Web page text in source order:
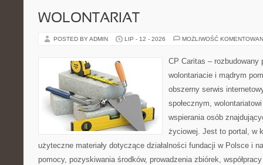
WOLONTARIAT
POSTED BY ADMIN LIP - 12 - 2026 MOŻLIWOŚĆ
CP Caritas – rozbudowany
wolontariacie i mądrym
obszerny serwis
społecznym,
wspierania osób
życiowej. Jest to portal, w
użyteczne materiały dotyczące działalności fundacji w Polsce i
pomocy, pozyskiwania środków, prowadzenia zbiórek,